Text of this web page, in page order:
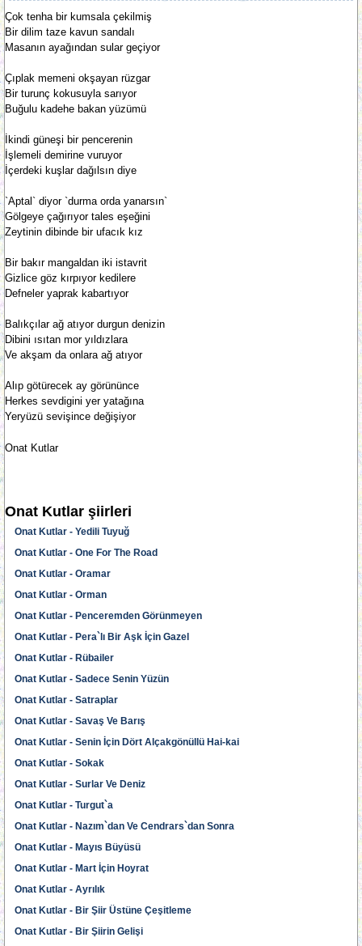
Çok tenha bir kumsala çekilmiş
Bir dilim taze kavun sandalı
Masanın ayağından sular geçiyor
Çıplak memeni okşayan rüzgar
Bir turunç kokusuyla sarıyor
Buğulu kadehe bakan yüzümü
İkindi güneşi bir pencerenin
İşlemeli demirine vuruyor
İçerdeki kuşlar dağılsın diye
`Aptal` diyor `durma orda yanarsın`
Gölgeye çağırıyor tales eşeğini
Zeytinin dibinde bir ufacık kız
Bir bakır mangaldan iki istavrit
Gizlice göz kırpıyor kedilere
Defneler yaprak kabartıyor
Balıkçılar ağ atıyor durgun denizin
Dibini ısıtan mor yıldızlara
Ve akşam da onlara ağ atıyor
Alıp götürecek ay görününce
Herkes sevdigini yer yatağına
Yeryüzü sevişince değişiyor
Onat Kutlar
Onat Kutlar şiirleri
Onat Kutlar - Yedili Tuyuğ
Onat Kutlar - One For The Road
Onat Kutlar - Oramar
Onat Kutlar - Orman
Onat Kutlar - Penceremden Görünmeyen
Onat Kutlar - Pera`lı Bir Aşk İçin Gazel
Onat Kutlar - Rübailer
Onat Kutlar - Sadece Senin Yüzün
Onat Kutlar - Satraplar
Onat Kutlar - Savaş Ve Barış
Onat Kutlar - Senin İçin Dört Alçakgönüllü Hai-kai
Onat Kutlar - Sokak
Onat Kutlar - Surlar Ve Deniz
Onat Kutlar - Turgut`a
Onat Kutlar - Nazım`dan Ve Cendrars`dan Sonra
Onat Kutlar - Mayıs Büyüsü
Onat Kutlar - Mart İçin Hoyrat
Onat Kutlar - Ayrılık
Onat Kutlar - Bir Şiir Üstüne Çeşitleme
Onat Kutlar - Bir Şiirin Gelişi